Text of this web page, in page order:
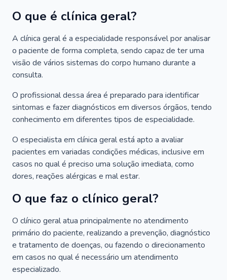
O que é clínica geral?
A clínica geral é a especialidade responsável por analisar
o paciente de forma completa, sendo capaz de ter uma
visão de vários sistemas do corpo humano durante a
consulta.
O profissional dessa área é preparado para identificar
sintomas e fazer diagnósticos em diversos órgãos, tendo
conhecimento em diferentes tipos de especialidade.
O especialista em clínica geral está apto a avaliar
pacientes em variadas condições médicas, inclusive em
casos no qual é preciso uma solução imediata, como
dores, reações alérgicas e mal estar.
O que faz o clínico geral?
O clínico geral atua principalmente no atendimento
primário do paciente, realizando a prevenção, diagnóstico
e tratamento de doenças, ou fazendo o direcionamento
em casos no qual é necessário um atendimento
especializado.